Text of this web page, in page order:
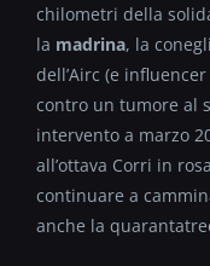
chilometri della
la madrina, la
dell’Airc (e
contro un tumore al
intervento a marzo
all’ottava Corri in
continuare a
anche la